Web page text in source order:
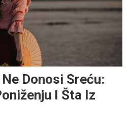
Donosi Sreću:
I Šta Iz